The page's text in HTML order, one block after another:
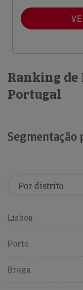
Ranking de
Portugal
Lisboa
Porto
Braga